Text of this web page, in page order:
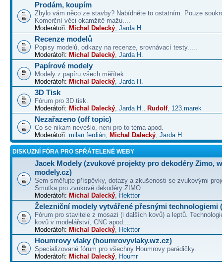
Prodám, koupím
Zbylo vám něco ze stavby? Nabídněte to ostatním. Pouze
Komerční věci okamžitě mažu....
Moderátoři: Michal Dalecký, Jarda H.
Recenze modelů
Popisy modelů, odkazy na recenze, srovnávací testy.....
Moderátoři: Michal Dalecký, Jarda H.
Papírové modely
Modely z papíru všech měřítek
Moderátoři: Michal Dalecký, Jarda H.
3D Tisk
Fórum pro 3D tisk.
Moderátoři: Michal Dalecký, Jarda H., Rudolf, 123.marek
Nezařazeno (off topic)
Co se nikam nevešlo, neni pro to téma apod.
Moderátoři: milan ferdián, Michal Dalecký, Jarda H.
DISKUZNÍ FÓRA PRO SPŘÁTELENÉ WEBY
Jacek Modely (zvukové projekty pro dekodéry Zimo,
modely.cz)
Sem směřujte příspěvky, dotazy a zkušenosti se zvukovými
Smutka pro zvukové dekodéry ZIMO
Moderátoři: Michal Dalecký, Hekttor
Železniční modely vytvářené přesnými technologiemi
Fórum pro stavitele z mosazi (i dalších kovů) a leptů.
kovů v modelářství, CNC apod....
Moderátoři: Michal Dalecký, Hekttor
Houmrovy vlaky (houmrovyvlaky.wz.cz)
Specializované fórum pro všechny Houmrovy parádičky.
Moderátoři: Michal Dalecký, Houmr